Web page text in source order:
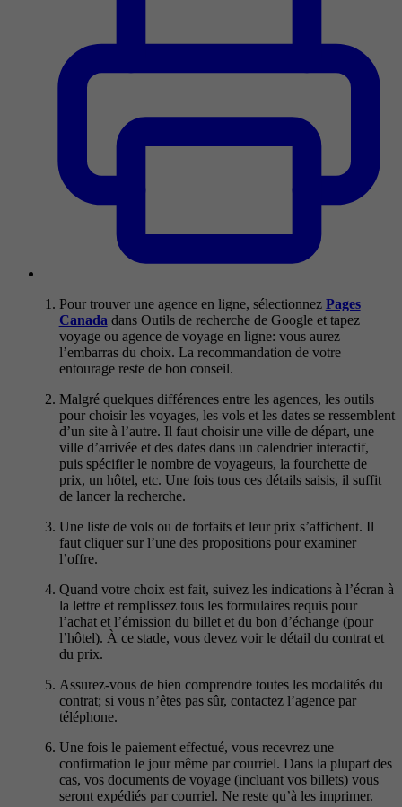
Pour trouver une agence en ligne, sélectionnez Pages
Canada dans Outils de recherche de Google et tapez
voyage ou agence de voyage en ligne: vous aurez
l’embarras du choix. La recommandation de votre
entourage reste de bon conseil.
Malgré quelques différences entre les agences, les outils
pour choisir les voyages, les vols et les dates se ressemblent
d’un site à l’autre. Il faut choisir une ville de départ, une
ville d’arrivée et des dates dans un calendrier interactif,
puis spécifier le nombre de voyageurs, la fourchette de
prix, un hôtel, etc. Une fois tous ces détails saisis, il suffit
de lancer la recherche.
Une liste de vols ou de forfaits et leur prix s’affichent. Il
faut cliquer sur l’une des propositions pour examiner
l’offre.
Quand votre choix est fait, suivez les indications à l’écran à
la lettre et remplissez tous les formulaires requis pour
l’achat et l’émission du billet et du bon d’échange (pour
l’hôtel). À ce stade, vous devez voir le détail du contrat et
du prix.
Assurez-vous de bien comprendre toutes les modalités du
contrat; si vous n’êtes pas sûr, contactez l’agence par
téléphone.
Une fois le paiement effectué, vous recevrez une
confirmation le jour même par courriel. Dans la plupart des
cas, vos documents de voyage (incluant vos billets) vous
seront expédiés par courriel. Ne reste qu’à les imprimer.